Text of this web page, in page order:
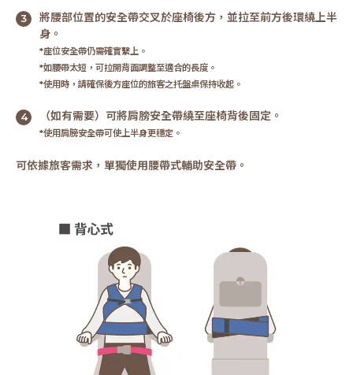
將腰部位置的安全帶交叉於座椅後方，並拉至前方後環繞上半
身。
*座位安全帶仍需確實繫上。
*如腰帶太短，可拉開背面調整至適合的長度。
*使用時，請確保後方座位的旅客之托盤桌保持收起。
（如有需要）可將肩膀安全帶繞至座椅背後固定。
*使用肩膀安全帶可使上半身更穩定。
可依據旅客需求，單獨使用腰帶式輔助安全帶。